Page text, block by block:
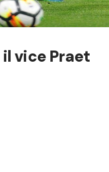
vice Praet